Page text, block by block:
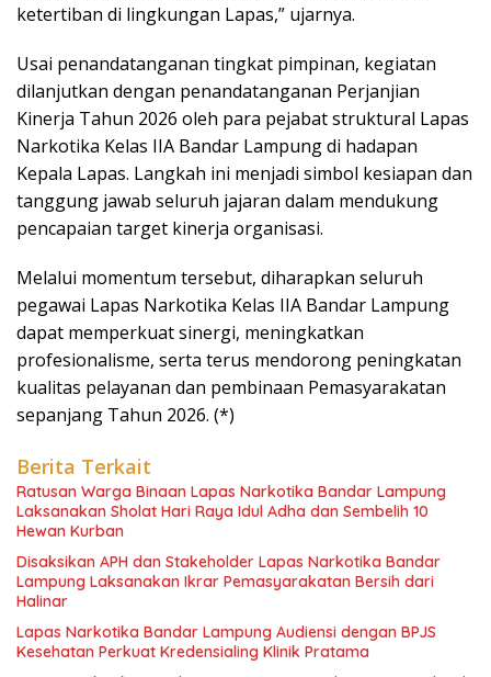
ketertiban di lingkungan Lapas,” ujarnya.
Usai penandatanganan tingkat pimpinan, kegiatan
dilanjutkan dengan penandatanganan Perjanjian
Kinerja Tahun 2026 oleh para pejabat struktural Lapas
Narkotika Kelas IIA Bandar Lampung di hadapan
Kepala Lapas. Langkah ini menjadi simbol kesiapan dan
tanggung jawab seluruh jajaran dalam mendukung
pencapaian target kinerja organisasi.
Melalui momentum tersebut, diharapkan seluruh
pegawai Lapas Narkotika Kelas IIA Bandar Lampung
dapat memperkuat sinergi, meningkatkan
profesionalisme, serta terus mendorong peningkatan
kualitas pelayanan dan pembinaan Pemasyarakatan
sepanjang Tahun 2026. (*)
Berita Terkait
Ratusan Warga Binaan Lapas Narkotika Bandar Lampung
Laksanakan Sholat Hari Raya Idul Adha dan Sembelih 10
Hewan Kurban
Disaksikan APH dan Stakeholder Lapas Narkotika Bandar
Lampung Laksanakan Ikrar Pemasyarakatan Bersih dari
Halinar
Lapas Narkotika Bandar Lampung Audiensi dengan BPJS
Kesehatan Perkuat Kredensialing Klinik Pratama